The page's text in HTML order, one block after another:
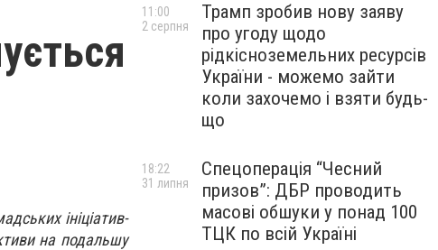
ініціатив-
на подальшу
Трамп зробив нову заяву
про угоду щодо
рідкісноземельних ресурсів
України - можемо зайти
коли захочемо і взяти будь-
що
11:00
2 серпня
Спецоперація “Чесний
призов”: ДБР проводить
масові обшуки у понад 100
ТЦК по всій Україні
18:22
31 липня